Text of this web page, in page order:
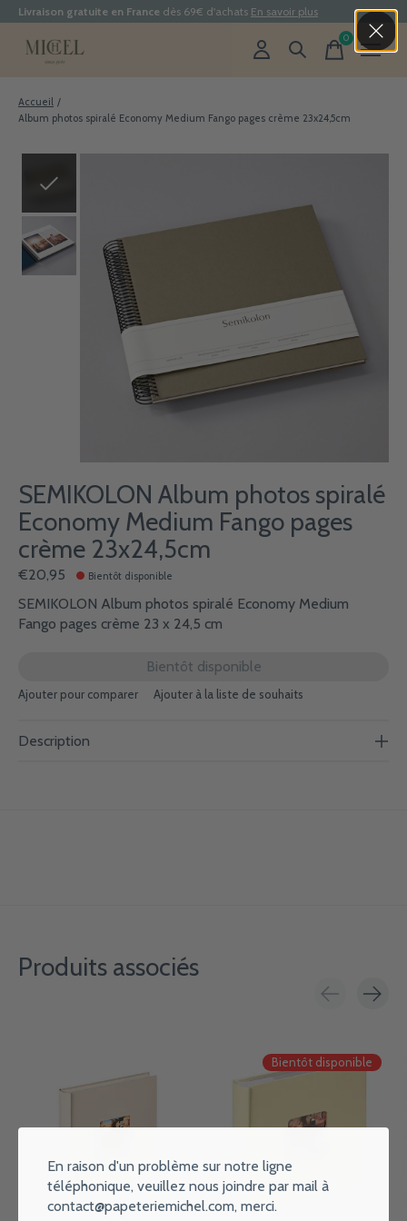
Livraison gratuite en France dès 69€ d'achats En savoir plus
0items
Accueil /
Album photos spiralé Economy Medium Fango pages crème 23x24,5cm
SEMIKOLON Album photos spiralé
Economy Medium Fango pages
crème 23x24,5cm
€20,95 Bientôt disponible
SEMIKOLON Album photos spiralé Economy Medium
Fango pages crème 23 x 24,5 cm
Bientôt disponible
Ajouter pour comparer Ajouter à la liste de souhaits
Description
Produits associés
Bientôt disponible
En raison d'un problème sur notre ligne
téléphonique, veuillez nous joindre par mail à
contact@papeteriemichel.com, merci.